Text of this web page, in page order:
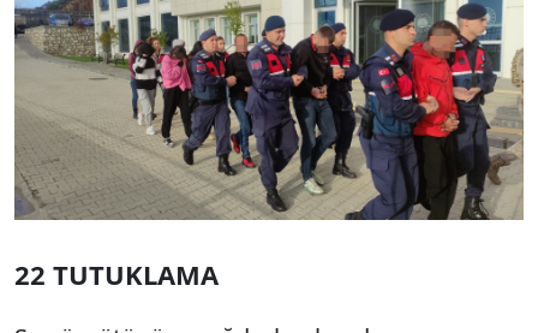
22 TUTUKLAMA